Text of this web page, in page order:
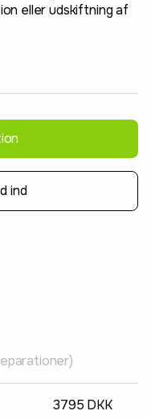
eller udskiftning af
ind
3795 DKK